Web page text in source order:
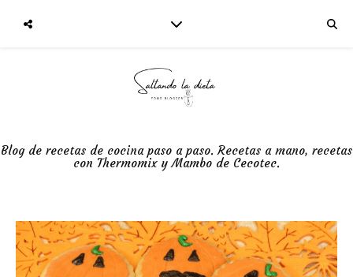
Blog de recetas de cocina paso a paso. Recetas a mano, recetas
con Thermomix y Mambo de Cecotec.